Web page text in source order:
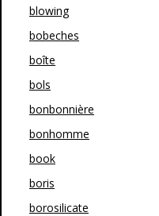
blowing
bobeches
boîte
bols
bonbonnière
bonhomme
book
boris
borosilicate